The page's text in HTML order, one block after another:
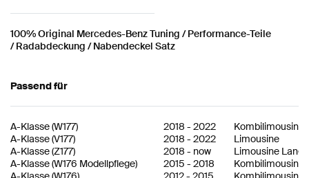
100% Original Mercedes-Benz Tuning / Performance-Teile
/Radabdeckung / Nabendeckel Satz
Passend für
A-Klasse(W177) 2018 - 2022
Kombilimousine
A-Klasse(V177) 2018 - 2022
Limousine
A-Klasse(Z177) 2018 - now
Limousine Lang
A-Klasse(W176 Modellpflege) 2015 - 2018
Kombilimousine